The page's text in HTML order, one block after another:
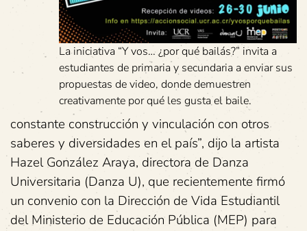
La iniciativa “Y vos… ¿por qué bailás?” invita a
estudiantes de primaria y secundaria a enviar sus
propuestas de video, donde demuestren
creativamente por qué les gusta el baile.
constante construcción y vinculación con otros
saberes y diversidades en el país”, dijo la artista
Hazel González Araya, directora de Danza
Universitaria (Danza U), que recientemente firmó
un convenio con la Dirección de Vida Estudiantil
del Ministerio de Educación Pública (MEP) para